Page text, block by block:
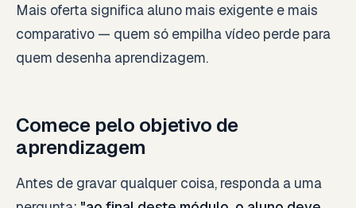
Mais oferta significa aluno mais exigente e mais
comparativo — quem só empilha vídeo perde para
quem desenha aprendizagem.
Comece pelo objetivo de
aprendizagem
Antes de gravar qualquer coisa, responda a uma